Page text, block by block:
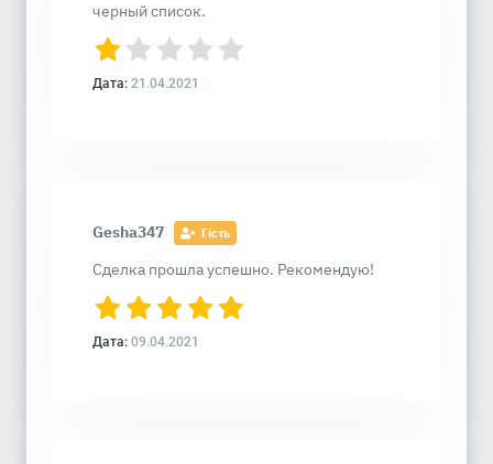
черный список.
Дата: 21.04.2021
Gesha347 Гість
Сделка прошла успешно. Рекомендую!
Дата: 09.04.2021